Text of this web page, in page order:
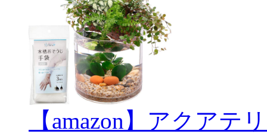
【amazon】アクアテ